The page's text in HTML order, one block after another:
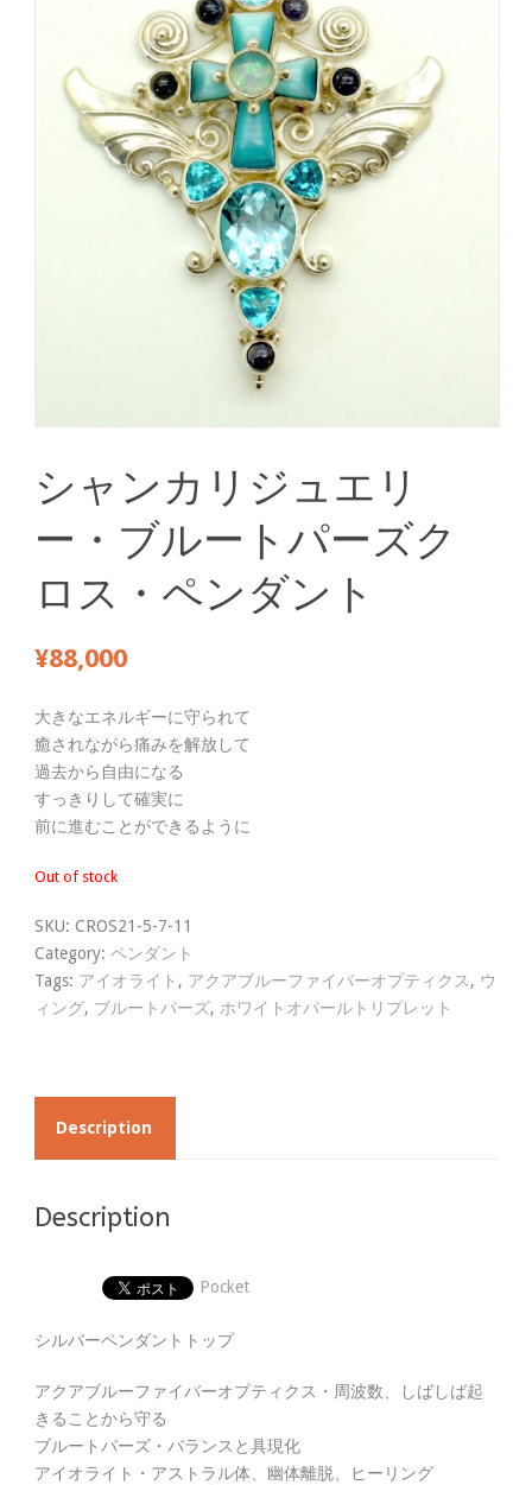
シャンカリジュエリ
ー・ブルートパーズク
ロス・ペンダント
¥88,000
大きなエネルギーに守られて
癒されながら痛みを解放して
過去から自由になる
すっきりして確実に
前に進むことができるように
Out of stock
SKU: CROS21-5-7-11
Category: ペンダント
Tags: アイオライト , アクアブルーファイバーオプティクス , ウ
ィング, ブルートパーズ, ホワイトオパールトリプレット
Description
Description
Pocket
シルバーペンダントトップ
アクアブルーファイバーオプティクス・周波数、しばしば起
きることから守る
ブルートパーズ・バランスと具現化
アイオライト・アストラル体、幽体離脱、ヒーリング